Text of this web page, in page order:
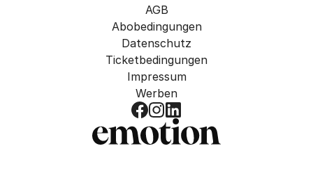
AGB
Abobedingungen
Datenschutz
Ticketbedingungen
Impressum
Werben